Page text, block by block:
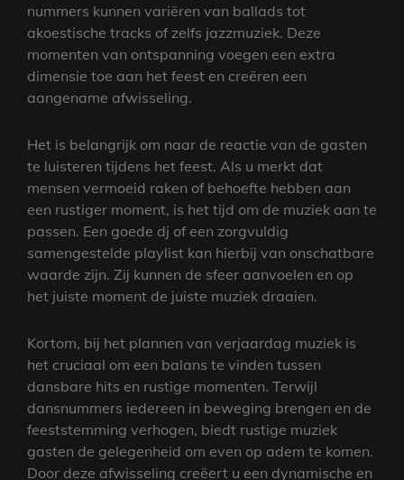
nummers kunnen variëren van ballads tot
akoestische tracks of zelfs jazzmuziek. Deze
momenten van ontspanning voegen een extra
dimensie toe aan het feest en creëren een
aangename afwisseling.
Het is belangrijk om naar de reactie van de gasten
te luisteren tijdens het feest. Als u merkt dat
mensen vermoeid raken of behoefte hebben aan
een rustiger moment, is het tijd om de muziek aan te
passen. Een goede dj of een zorgvuldig
samengestelde playlist kan hierbij van onschatbare
waarde zijn. Zij kunnen de sfeer aanvoelen en op
het juiste moment de juiste muziek draaien.
Kortom, bij het plannen van verjaardag muziek is
het cruciaal om een balans te vinden tussen
dansbare hits en rustige momenten. Terwijl
dansnummers iedereen in beweging brengen en de
feeststemming verhogen, biedt rustige muziek
gasten de gelegenheid om even op adem te komen.
Door deze afwisseling creëert u een dynamische en